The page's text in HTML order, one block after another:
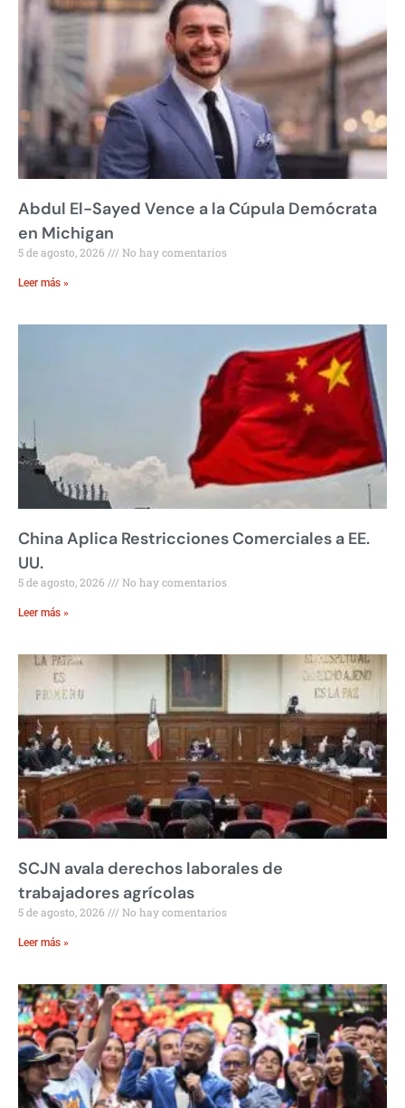
Abdul El-Sayed Vence a la Cúpula Demócrata
en Michigan
5 de agosto, 2026 No hay comentarios
Leer más »
China Aplica Restricciones Comerciales a EE.
UU.
5 de agosto, 2026 No hay comentarios
Leer más »
SCJN avala derechos laborales de
trabajadores agrícolas
5 de agosto, 2026 No hay comentarios
Leer más »